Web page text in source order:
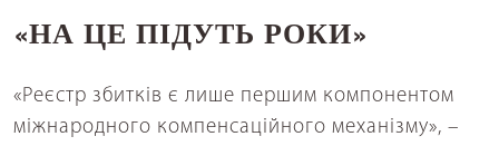
«НА ЦЕ ПІДУТЬ РОКИ»
«Реєстр збитків є лише першим компонентом
міжнародного компенсаційного механізму», –